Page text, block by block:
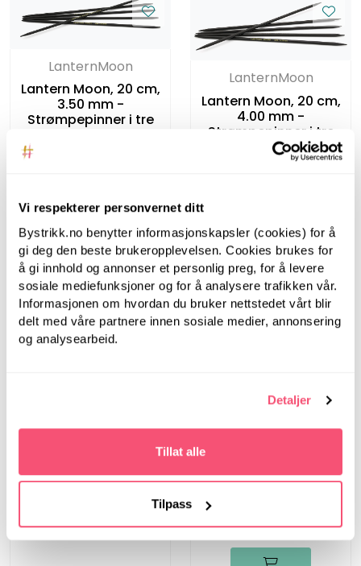
Vi respekterer personvernet ditt
Bystrikk.no benytter informasjonskapsler (cookies) for å
gi deg den beste brukeropplevelsen. Cookies brukes for
å gi innhold og annonser et personlig preg, for å levere
sosiale mediefunksjoner og for å analysere trafikken vår.
Informasjonen om hvordan du bruker nettstedet vårt blir
delt med våre partnere innen sosiale medier, annonsering
og analysearbeid.
Detaljer
Tillat alle
Tilpass
LanternMoon
Lantern Moon, 20 cm,
3.50 mm -
Strømpepinner i tre
LanternMoon
Lantern Moon, 20 cm,
4.00 mm -
Strømpepinner i tre
(Rosa)
Bystrikk Maskewire